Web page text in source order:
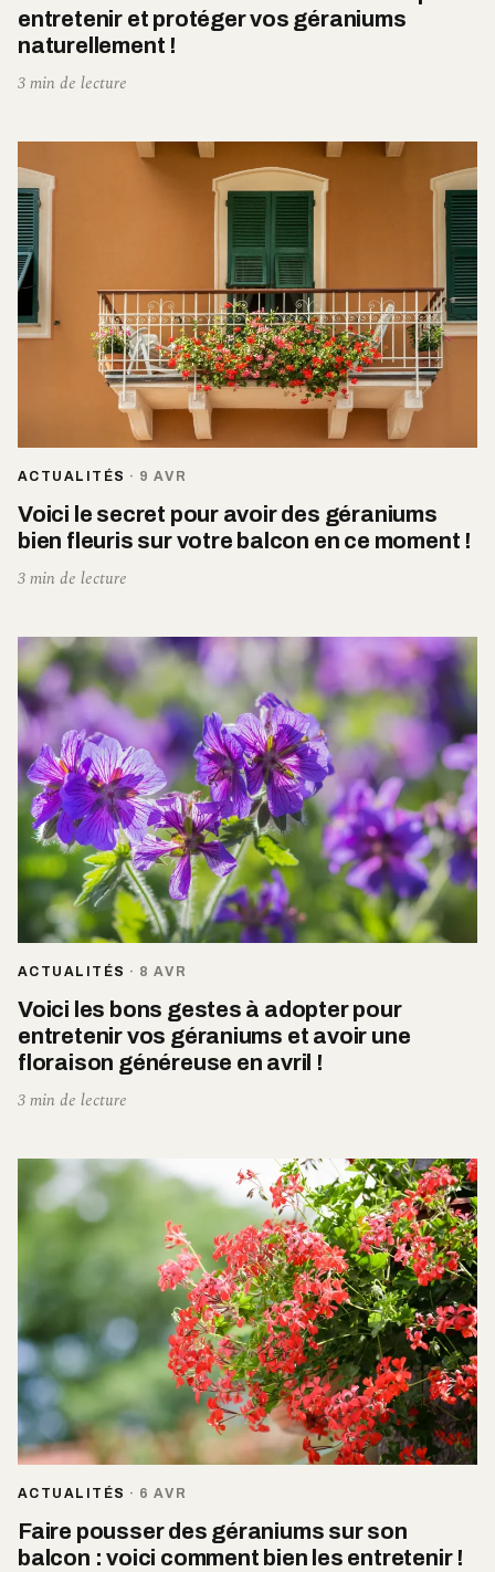
entretenir et protéger vos géraniums
naturellement !
3 min de lecture
ACTUALITÉS · 9 AVR
Voici le secret pour avoir des géraniums
bien fleuris sur votre balcon en ce moment !
3 min de lecture
ACTUALITÉS · 8 AVR
Voici les bons gestes à adopter pour
entretenir vos géraniums et avoir une
floraison généreuse en avril !
3 min de lecture
ACTUALITÉS · 6 AVR
Faire pousser des géraniums sur son
balcon : voici comment bien les entretenir !